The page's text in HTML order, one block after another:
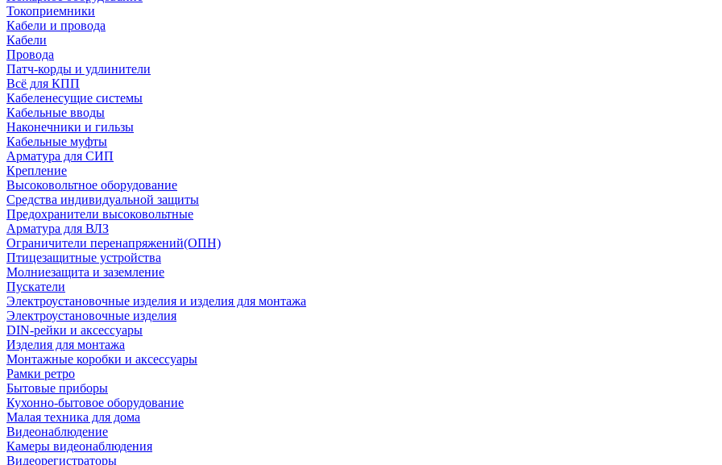
Токоприемники
Кабели и провода
Кабели
Провода
Патч-корды и удлинители
Всё для КПП
Кабеленесущие системы
Кабельные вводы
Наконечники и гильзы
Кабельные муфты
Арматура для СИП
Крепление
Высоковольтное оборудование
Средства индивидуальной защиты
Предохранители высоковольтные
Арматура для ВЛЗ
Ограничители перенапряжений(ОПН)
Птицезащитные устройства
Молниезащита и заземление
Пускатели
Электроустановочные изделия и изделия для монтажа
Электроустановочные изделия
DIN-рейки и аксессуары
Изделия для монтажа
Монтажные коробки и аксессуары
Рамки ретро
Бытовые приборы
Кухонно-бытовое оборудование
Малая техника для дома
Видеонаблюдение
Камеры видеонаблюдения
Видеорегистраторы